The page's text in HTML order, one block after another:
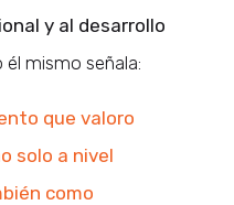
y al desarrollo
él mismo señala:
que valoro
solo a nivel
como